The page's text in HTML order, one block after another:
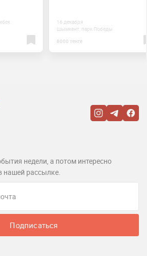
16 декабря
Шымкент, парк Победы
8000 тенге
недели, а потом интересно
нашей рассылке.
Подписаться